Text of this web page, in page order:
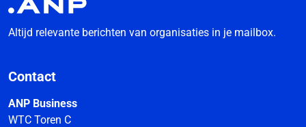
Altijd relevante berichten van organisaties in je mailbox.
Contact
ANP Business
WTC Toren C